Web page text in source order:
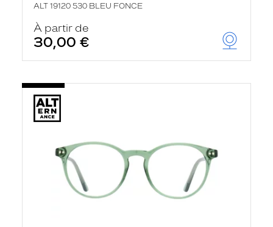
ALT 19120 530 BLEU FONCE
À partir de
30,00 €